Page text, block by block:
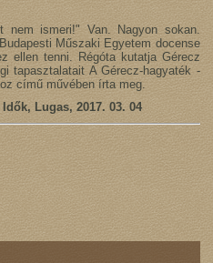
ismeri!" Van. Nagyon sokan.
Műszaki Egyetem docense
ellen tenni. Régóta kutatja Gérecz
tapasztalatait A Gérecz-hagyaték -
című művében írta meg.
Idők, Lugas, 2017. 03. 04